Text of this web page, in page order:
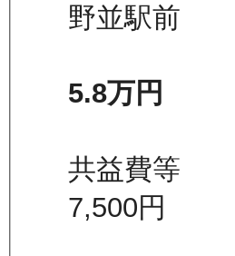
野並駅前
5.8万円
共益費等
7,500円